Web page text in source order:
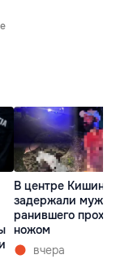
В центре
задержали
ранившего
ножом
вчера